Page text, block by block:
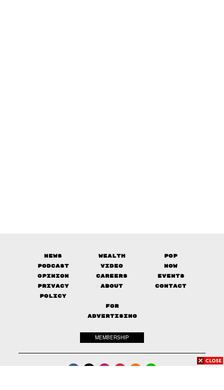
News Wealth
Pop
Podcast
Video
Now
Opinion
Careers
Events
Privacy
Policy
About Contact
FOR
ADVERTISING
MEMBERSHIP